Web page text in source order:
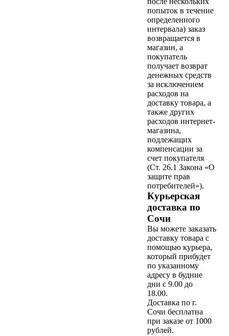
попыток в течение
определенного
интервала) заказ
возвращается в
магазин, а
покупатель
получает возврат
денежных средств
за исключением
расходов на
доставку товара, а
также других
расходов интернет-
магазина,
подлежащих
компенсации за
счет покупателя
(Ст. 26.1 Закона «О
защите прав
потребителей»).
Курьерская
доставка по
Сочи
Вы можете заказать
доставку товара с
помощью курьера,
который прибудет
по указанному
адресу в будние
дни с 9.00 до
18.00.
Доставка по г.
Сочи бесплатна
при заказе от 1000
рублей.